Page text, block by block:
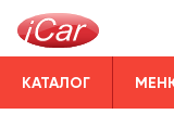
КАТАЛОГ